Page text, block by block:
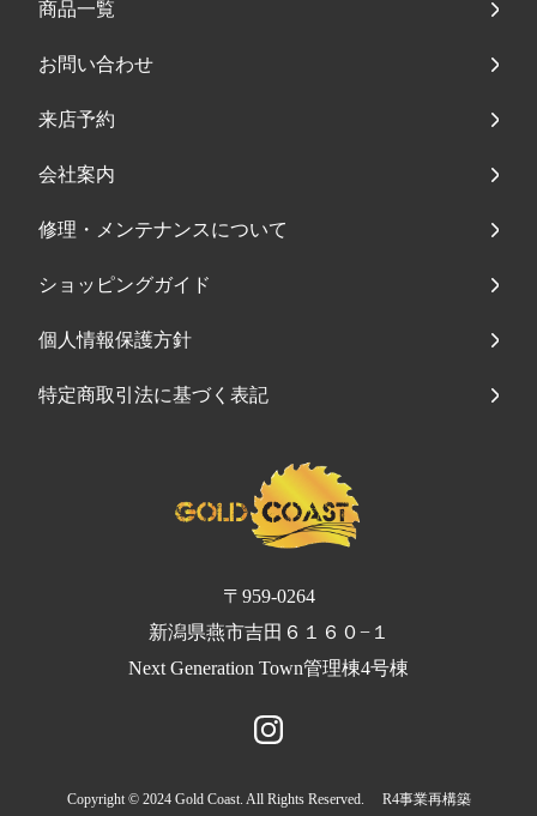
商品一覧
お問い合わせ
来店予約
会社案内
修理・メンテナンスについて
ショッピングガイド
個人情報保護方針
特定商取引法に基づく表記
〒959-0264
新潟県燕市吉田６１６０−１
Next Generation Town管理棟4号棟
Copyright © 2024 Gold Coast. All Rights Reserved. R4事業再構築